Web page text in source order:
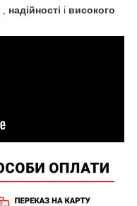
, надійності і високого